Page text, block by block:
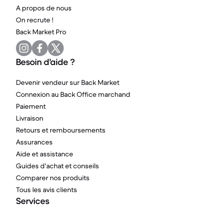
A propos de nous
On recrute !
Back Market Pro
Besoin d'aide ?
Devenir vendeur sur Back Market
Connexion au Back Office marchand
Paiement
Livraison
Retours et remboursements
Assurances
Aide et assistance
Guides d'achat et conseils
Comparer nos produits
Tous les avis clients
Services